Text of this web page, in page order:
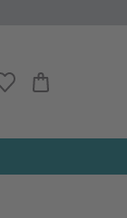
EXTRA15